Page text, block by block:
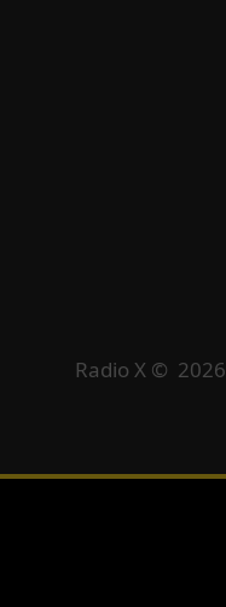
Radio X © 2026